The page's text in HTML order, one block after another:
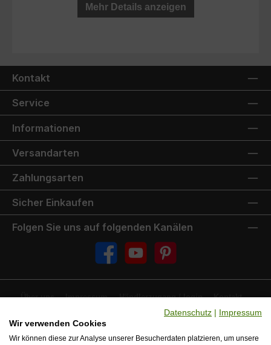
Mehr Details anzeigen
Kontakt
Service
Informationen
Versandarten
Zahlungsarten
Sicher Einkaufen
Folgen Sie uns auf folgenden Kanälen
FacebookYouTube Pinterest
Über uns Impressum Händlerzugang /-login
Kontakt
Downloads & Dokumente
Versand & Zahlung
Alle Preise inkl. gesetzl. Mehrwertsteuer zzgl.Versandkostenund ggf.
Datenschutz
Impressum
Wir verwenden Cookies
Wir können diese zur Analyse unserer Besucherdaten platzieren, um unsere